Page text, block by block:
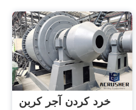
خرد کردن آجر کربن